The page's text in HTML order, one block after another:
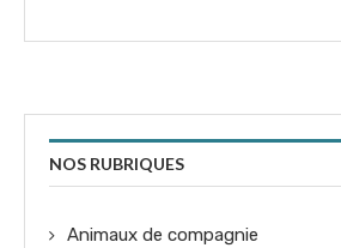
NOS RUBRIQUES
Animaux de compagnie